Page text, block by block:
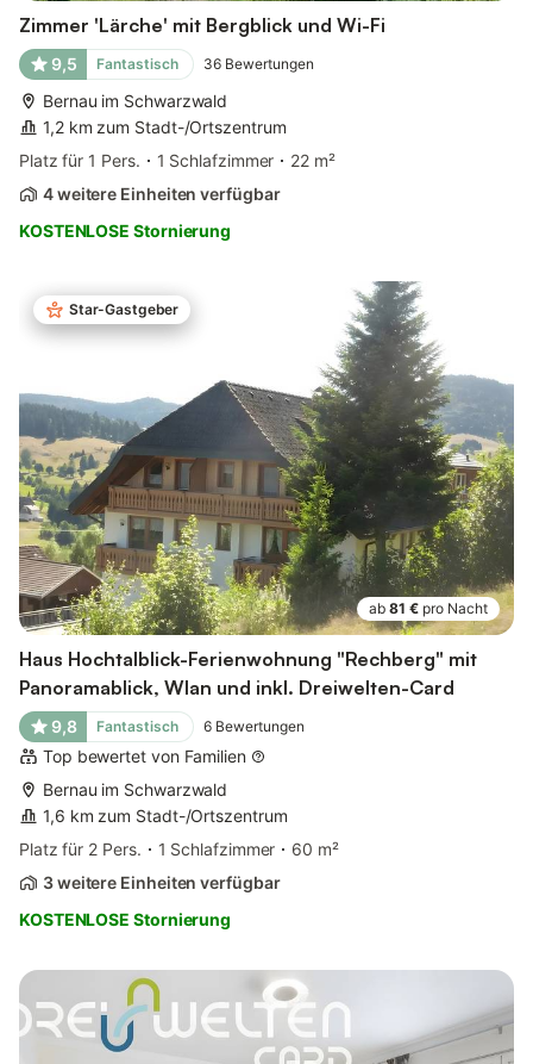
Zimmer 'Lärche' mit Bergblick und Wi-Fi
9,5 Fantastisch 36 Bewertungen
Bernau im Schwarzwald
1,2 km zum Stadt-/Ortszentrum
Platz für 1 Pers.
1 Schlafzimmer
22 m²
4 weitere Einheiten verfügbar
KOSTENLOSE Stornierung
Star-Gastgeber
ab 81 € pro Nacht
Haus Hochtalblick-Ferienwohnung "Rechberg" mit
Panoramablick, Wlan und inkl. Dreiwelten-Card
9,8 Fantastisch 6 Bewertungen
Top bewertet von Familien
Bernau im Schwarzwald
1,6 km zum Stadt-/Ortszentrum
Platz für 2 Pers.
1 Schlafzimmer
60 m²
3 weitere Einheiten verfügbar
KOSTENLOSE Stornierung